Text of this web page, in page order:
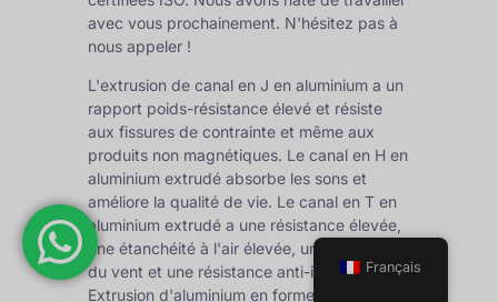
avec vous prochainement. N'hésitez pas à
nous appeler !
L'extrusion de canal en J en aluminium a un
rapport poids-résistance élevé et résiste
aux fissures de contrainte et même aux
produits non magnétiques. Le canal en H en
aluminium extrudé absorbe les sons et
améliore la qualité de vie. Le canal en T en
aluminium extrudé a une résistance élevée,
une étanchéité à l'air élevée, une pression
du vent et une résistance anti-infiltration.
Extrusion d'aluminium en forme de F 48+
Français